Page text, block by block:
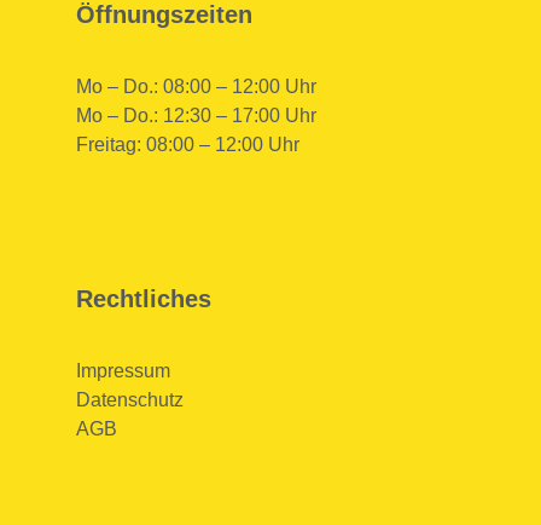
Öffnungszeiten
Mo – Do.: 08:00 – 12:00 Uhr
Mo – Do.: 12:30 – 17:00 Uhr
Freitag: 08:00 – 12:00 Uhr
Rechtliches
Impressum
Datenschutz
AGB